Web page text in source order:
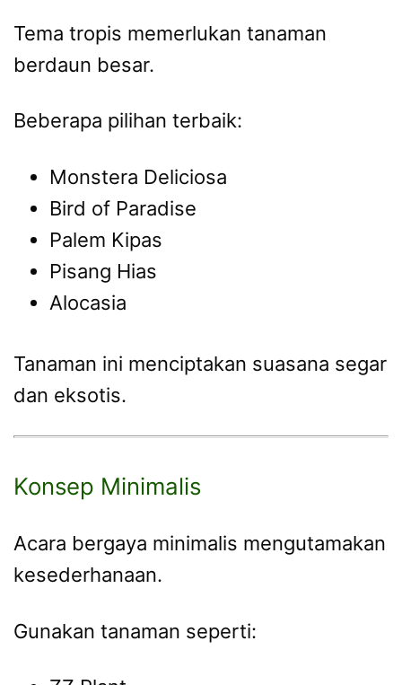
Tema tropis memerlukan tanaman
berdaun besar.
Beberapa pilihan terbaik:
Monstera Deliciosa
Bird of Paradise
Palem Kipas
Pisang Hias
Alocasia
Tanaman ini menciptakan suasana segar
dan eksotis.
Konsep Minimalis
Acara bergaya minimalis mengutamakan
kesederhanaan.
Gunakan tanaman seperti: